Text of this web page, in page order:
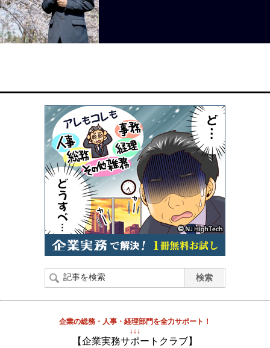
企業の総務・人事・経理部門を全力サポート！
↓↓↓
【企業実務サポートクラブ】